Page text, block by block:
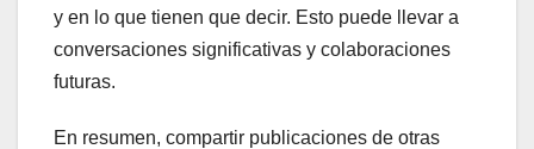
y en lo que tienen que decir. Esto puede llevar a
conversaciones significativas y colaboraciones
futuras.
En resumen, compartir publicaciones de otras